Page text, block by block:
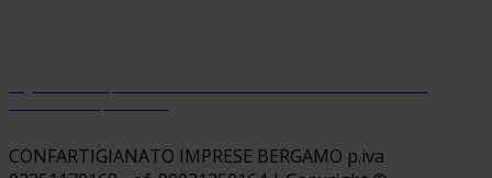
CONFARTIGIANATO IMPRESE BERGAMO p.iva